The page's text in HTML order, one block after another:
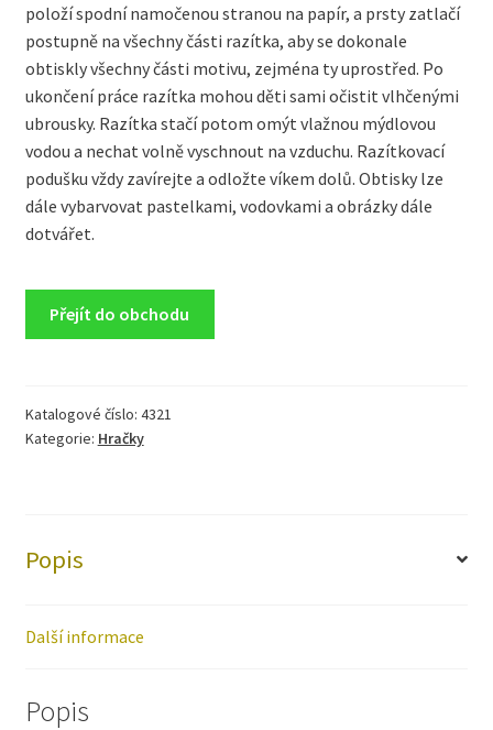
položí spodní namočenou stranou na papír, a prsty zatlačí
postupně na všechny části razítka, aby se dokonale
obtiskly všechny části motivu, zejména ty uprostřed. Po
ukončení práce razítka mohou děti sami očistit vlhčenými
ubrousky. Razítka stačí potom omýt vlažnou mýdlovou
vodou a nechat volně vyschnout na vzduchu. Razítkovací
podušku vždy zavírejte a odložte víkem dolů. Obtisky lze
dále vybarvovat pastelkami, vodovkami a obrázky dále
dotvářet.
Přejít do obchodu
Katalogové číslo: 4321
Kategorie: Hračky
Popis
Další informace
Popis